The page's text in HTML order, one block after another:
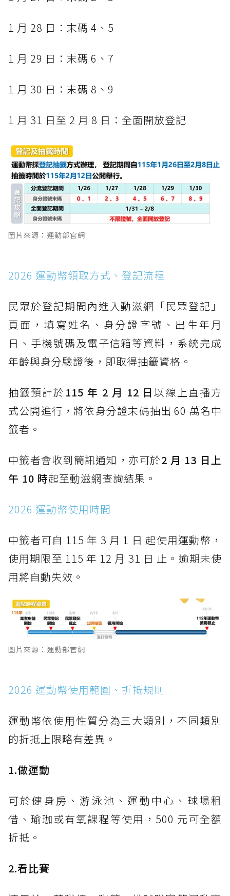
1 月 28 日：末碼 4、5
1 月 29 日：末碼 6、7
1 月 30 日：末碼 8、9
1 月 31 日至 2 月 8 日：全面開放登記
圖片來源：運動部官網
2026 運動幣領取方式、登記流程
民眾於登記期間內進入動滋網「民眾登記」
頁面，填寫姓名、身分證字號、出生年月
日、手機號碼及電子信箱等資料，系統完成
年齡與身分驗證後，即取得抽籤資格。
抽籤預計於 115 年 2 月 12 日以線上直播方
式公開進行，將依身分證末碼抽出 60 萬名中
籤者。
中籤者會收到簡訊通知，亦可於2 月 13 日上
午 10 時起至動滋網查詢結果。
2026 運動幣使用時間
中籤者可自 115 年 3 月 1 日 起使用運動幣，
使用期限至 115 年 12 月 31 日 止。逾期未使
用將自動失效。
圖片來源：運動部官網
2026 運動幣使用範圍、折抵規則
運動幣依使用性質分為三大類別，不同類別
的折抵上限略有差異。
1.做運動
可於健身房、游泳池、運動中心、球場租
借、瑜珈或有氧課程等使用，500 元可全額
折抵。
2.看比賽